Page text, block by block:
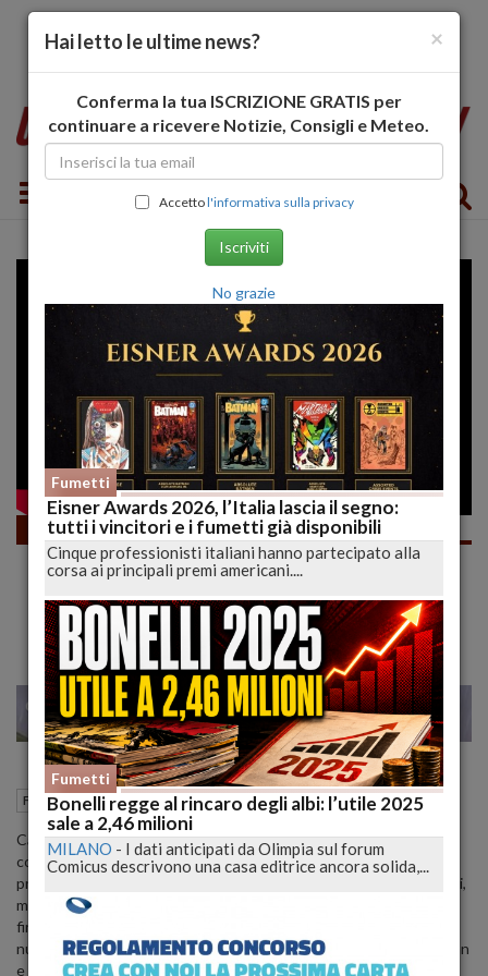
Toggle navigation
Fumetti
BATMAN HUSH per POVERELLI FURBI!!! La
Collana Corriere e DC non DELUDE |
lucadeejay
MILANO 28 37
Fumetti 14 Maggio 2021 17:24
Cari Lettori, i grandi classici della DC arrivano in edicola con una
collana abbinata a Corriere della Sera e Gazzetta dello Sport. Il
primo dei 50 numeri di “Super-Eroi: Le Leggende DC” è uscito oggi,
martedì 13 aprile, con la prima parte di Batman Hush, classico
firmato da Jeph Loeb e Jim Lee. Ed è solo l’inizio, perché tutti i
numeri sono piccole gemme della casa che ha dato i natali a Batman
e Superman.
×
Hai letto le ultime news?
Conferma la tua ISCRIZIONE GRATIS per
continuare a ricevere Notizie, Consigli e Meteo.
Accettol'informativa sulla privacy
Iscriviti
No grazie
Fumetti
Eisner Awards 2026, l’Italia lascia il segno:
tutti i vincitori e i fumetti già disponibili
Cinque professionisti italiani hanno partecipato alla
corsa ai principali premi americani....
Fumetti
Bonelli regge al rincaro degli albi: l’utile 2025
sale a 2,46 milioni
MILANO - I dati anticipati da Olimpia sul forum
Comicus descrivono una casa editrice ancora solida,...